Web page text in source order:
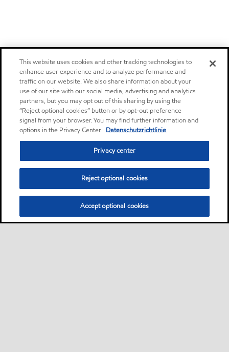
This website uses cookies and other tracking technologies to
enhance user experience and to analyze performance and
traffic on our website. We also share information about your
use of our site with our social media, advertising and analytics
partners, but you may opt out of this sharing by using the
“Reject optional cookies” button or by opt-out preference
signal from your browser. You may find further information and
options in the Privacy Center. Datenschutzrichtlinie
Privacy center
Reject optional cookies
Accept optional cookies